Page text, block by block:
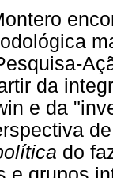
da
e da
do